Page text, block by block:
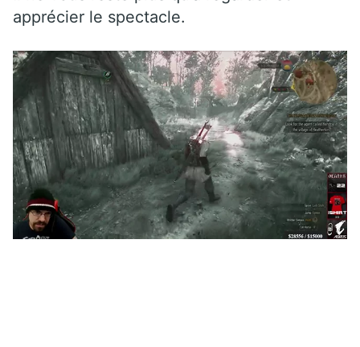
apprécier le spectacle.